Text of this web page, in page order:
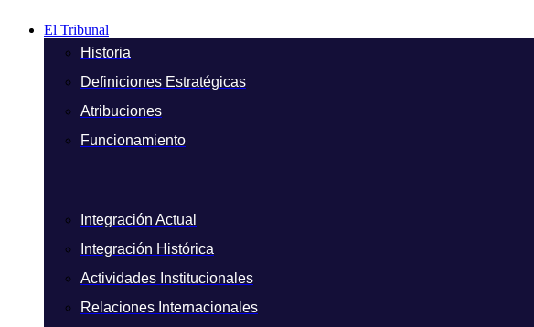
El Tribunal
Historia
Definiciones Estratégicas
Atribuciones
Funcionamiento
Integración Actual
Integración Histórica
Actividades Institucionales
Relaciones Internacionales